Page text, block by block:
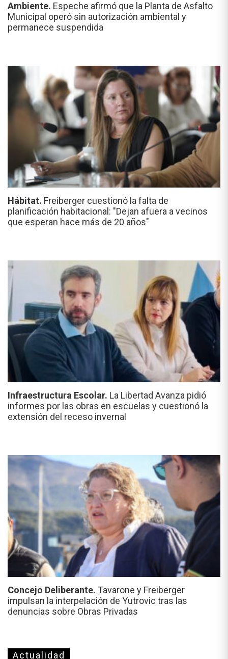
Ambiente. Espeche afirmó que la Planta de Asfalto
Municipal operó sin autorización ambiental y
permanece suspendida
Hábitat. Freiberger cuestionó la falta de
planificación habitacional: "Dejan afuera a vecinos
que esperan hace más de 20 años"
Infraestructura Escolar. La Libertad Avanza pidió
informes por las obras en escuelas y cuestionó la
extensión del receso invernal
Concejo Deliberante. Tavarone y Freiberger
impulsan la interpelación de Yutrovic tras las
denuncias sobre Obras Privadas
Actualidad